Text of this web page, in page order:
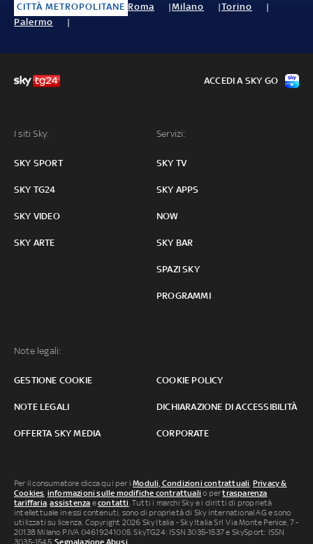
CITTÀ METROPOLITANE Roma Milano
Torino
Palermo
I siti Sky:
SKY SPORT
SKY TG24
SKY VIDEO
SKY ARTE
Servizi:
SKY TV
SKY APPS
NOW
SKY BAR
SPAZI SKY
PROGRAMMI
Note legali:
GESTIONE COOKIE COOKIE POLICY
NOTE LEGALI DICHIARAZIONE DI ACCESSIBILITÀ
OFFERTA SKY MEDIA CORPORATE
ACCEDI A SKY GO
Per il consumatore clicca qui per iModuli, Condizioni contrattuali, Privacy &
Cookies, informazioni sulle modifiche contrattuali o pertrasparenza
tariffaria,assistenza econtatti. Tutti i marchi Sky e i diritti di proprietà
intellettuale in essi contenuti, sono di proprietà di Sky international AG e sono
utilizzati su licenza. Copyright 2026 Sky Italia - Sky Italia Srl Via Monte Penice, 7 -
20138 Milano P.IVA 04619241005. SkyTG24: ISSN 3035-1537 e SkySport: ISSN
3035-1545.Segnalazione Abusi